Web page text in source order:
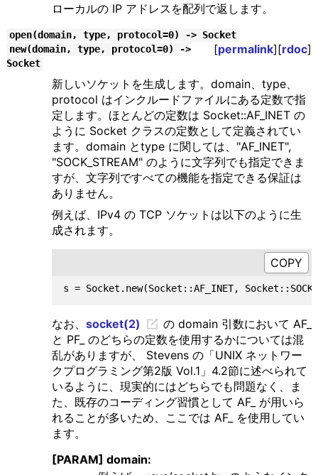
ローカルの IP アドレスを配列で返します。
open(domain, type, protocol=0) -> Socket
[permalink][rdoc]
new(domain, type, protocol=0) ->
Socket
新しいソケットを生成します。domain、type、
protocol はインクルードファイルにある定数で指
定します。ほとんどの定数は Socket::AF_INET の
ように Socket クラスの定数として定義されてい
ます。domain とtype に関しては、"AF_INET",
"SOCK_STREAM" のように文字列でも指定できま
すが、文字列ですべての機能を指定できる保証は
ありません。
例えば、IPv4 の TCP ソケットは以下のように生
成されます。
なお、 socket(2)
の domain 引数において AF_
と PF_ のどちらの定数を使用するかについては混
乱がありますが、 Stevens の「UNIX ネットワー
クプログラミング第2版 Vol.1」4.2節に述べられて
いるように、現実的にはどちらでも問題なく、ま
た、既存のコーディング習慣として AF_ が用いら
れることが多いため、ここでは AF_ を使用してい
ます。
[PARAM] domain: